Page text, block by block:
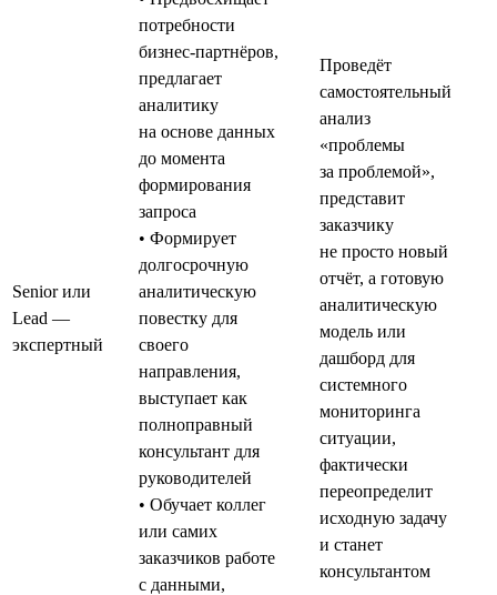
Senior или
Lead —
экспертный
потребности
бизнес-партнёров,
предлагает
аналитику
на основе данных
до момента
формирования
запроса
• Формирует
долгосрочную
аналитическую
повестку для
своего
направления,
выступает как
полноправный
консультант для
руководителей
• Обучает коллег
или самих
заказчиков работе
с данными,
Проведёт
самостоятельный
анализ
«проблемы
за проблемой»,
представит
заказчику
не просто новый
отчёт, а готовую
аналитическую
модель или
дашборд для
системного
мониторинга
ситуации,
фактически
переопределит
исходную задачу
и станет
консультантом